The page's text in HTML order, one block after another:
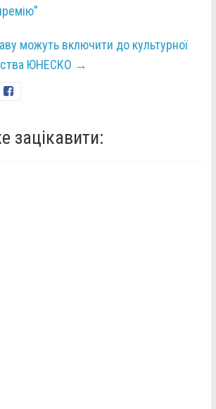
можуть включити до культурної
ЮНЕСКО →
зацікавити: